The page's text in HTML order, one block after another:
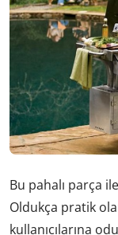
Bu pahalı parça
Oldukça pratik
kullanıcılarına